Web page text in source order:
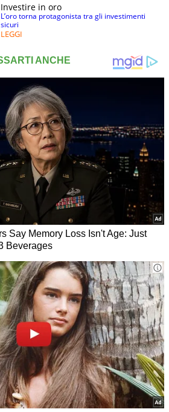
Investire in oro
L’oro torna protagonista tra gli investimenti
sicuri
LEGGI